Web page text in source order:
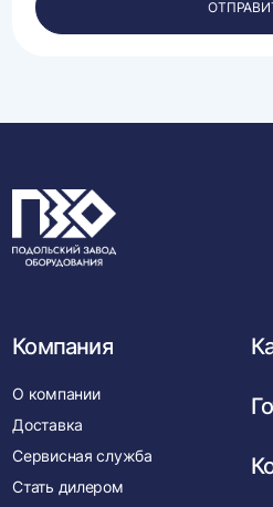
данных.
Компания
О компании
Доставка
Сервисная служба
Стать дилером